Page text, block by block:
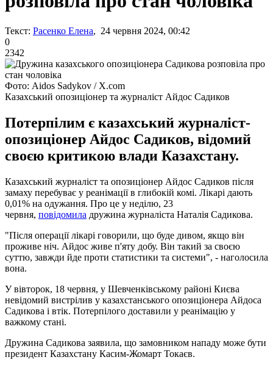
Текст: Расенко Елена, 24 червня 2024, 00:42
0
2342
Фото: Aidos Sadykov / X.com
Казахський опозиціонер та журналіст Айдос Садиков
Потерпілим є казахський журналіст-
опозиціонер Айдос Садиков, відомий
своєю критикою влади Казахстану.
Казахський журналіст та опозиціонер Айдос Садиков після
замаху перебуває у реанімації в глибокій комі. Лікарі дають
0,01% на одужання. Про це у неділю, 23
червня, повідомила дружина журналіста Наталія Садикова.
"Після операції лікарі говорили, що буде дивом, якщо він
проживе ніч. Айдос живе п'яту добу. Він такий за своєю
суттю, завжди йде проти статистики та системи", - наголосила
вона.
У вівторок, 18 червня, у Шевченківському районі Києва
невідомий вистрілив у казахстанського опозиціонера Айдоса
Садикова і втік. Потерпілого доставили у реанімацію у
важкому стані.
Дружина Садикова заявила, що замовником нападу може бути
президент Казахстану Касим-Жомарт Токаєв.